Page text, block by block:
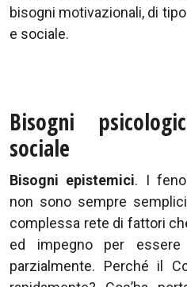
bisogni motivazionali, di
e sociale.
Bisogni
sociale
Bisogni epistemici. I
non sono sempre
complessa rete di fattori
ed impegno per
parzialmente. Perché il